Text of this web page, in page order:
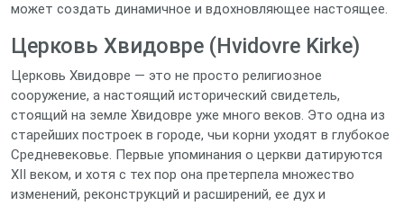
может создать динамичное и вдохновляющее настоящее.
Церковь Хвидовре (Hvidovre Kirke)
Церковь Хвидовре — это не просто религиозное
сооружение, а настоящий исторический свидетель,
стоящий на земле Хвидовре уже много веков. Это одна из
старейших построек в городе, чьи корни уходят в глубокое
Средневековье. Первые упоминания о церкви датируются
XII веком, и хотя с тех пор она претерпела множество
изменений, реконструкций и расширений, ее дух и